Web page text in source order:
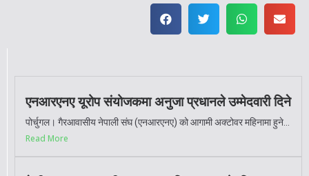
एनआरएनए यूरोप संयोजकमा अनुजा प्रधानले उम्मेदवारी दिने
पोर्चुगल। गैरआवासीय नेपाली संघ (एनआरएनए) को आगामी अक्टोवर महिनामा हुने...
Read More